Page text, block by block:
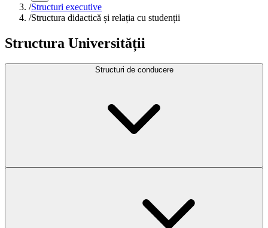
/Structuri executive
/Structura didactică și relația cu studenții
Structura Universității
Structuri de conducere